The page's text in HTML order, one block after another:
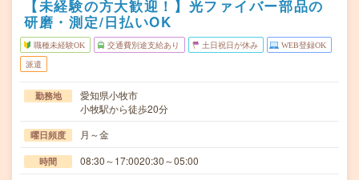
【未経験の方大歓迎！】光ファイバー部品の
研磨・測定/日払いOK
職種未経験OK 交通費別途支給あり 土日祝日が休み WEB登録OK
派遣
勤務地
愛知県小牧市
小牧駅から徒歩20分
曜日頻度 月～金
時間 08:30～17:0020:30～05:00